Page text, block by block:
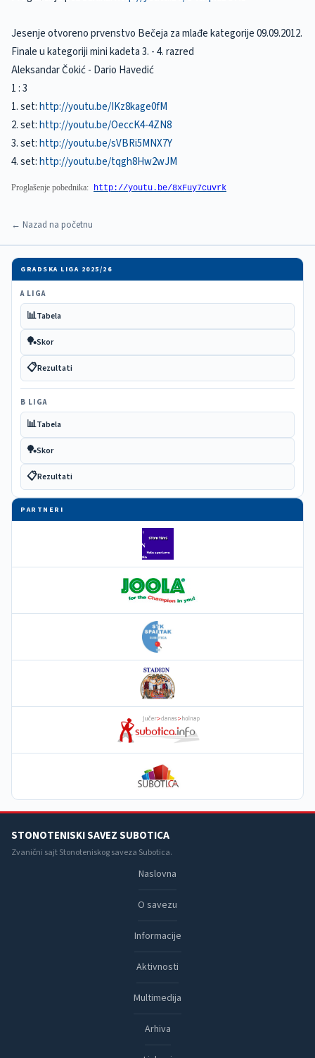
Jesenje otvoreno prvenstvo Bečeja za mlađe kategorije 09.09.2012.
Finale u kategoriji mini kadeta 3. - 4. razred
Aleksandar Čokić - Dario Havedić
1 : 3
1. set:http://youtu.be/IKz8kage0fM
2. set:http://youtu.be/OeccK4-4ZN8
3. set:http://youtu.be/sVBRi5MNX7Y
4. set:http://youtu.be/tqgh8Hw2wJM
Proglašenje pobednika: http://youtu.be/8xFuy7cuvrk
← Nazad na početnu
GRADSKA LIGA 2025/26
A LIGA
📊Tabela
🏓Skor
📋Rezultati
B LIGA
📊Tabela
🏓Skor
📋Rezultati
PARTNERI
STONOTENISKI SAVEZ SUBOTICA
Zvanični sajt Stonoteniskog saveza Subotica.
Naslovna
O savezu
Informacije
Aktivnosti
Multimedija
Arhiva